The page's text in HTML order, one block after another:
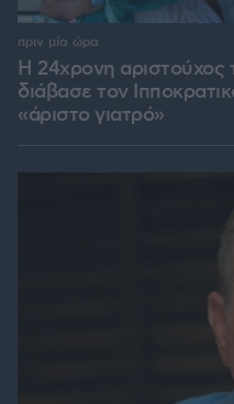
Η 24χρονη αριστούχος
διάβασε τον
«άριστο γιατρό»
πριν μία ώρα